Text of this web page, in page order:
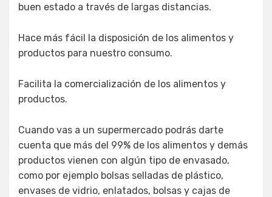
buen estado a través de largas distancias.
Hace más fácil la disposición de los alimentos y
productos para nuestro consumo.
Facilita la comercialización de los alimentos y
productos.
Cuando vas a un supermercado podrás darte
cuenta que más del 99% de los alimentos y demás
productos vienen con algún tipo de envasado,
como por ejemplo bolsas selladas de plástico,
envases de vidrio, enlatados, bolsas y cajas de